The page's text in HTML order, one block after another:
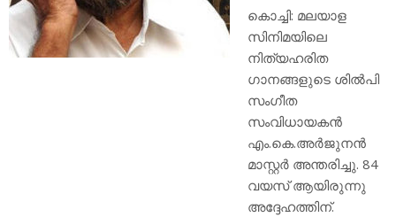
കൊച്ചി: മലയാള
സിനിമയിലെ
നിത്യഹരിത
ഗാനങ്ങളുടെ ശില്‍പി
സംഗീത
സംവിധായകന്‍
എം.കെ.അര്‍ജുനന്‍
മാസ്റ്റര്‍ അന്തരിച്ചു. 84
വയസ് ആയിരുന്നു
അദ്ദേഹത്തിന്.